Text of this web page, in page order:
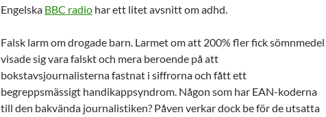
Engelska BBC radio har ett litet avsnitt om adhd.
Falsk larm om drogade barn. Larmet om att 200% fler fick sömnmedel
visade sig vara falskt och mera beroende på att
bokstavsjournalisterna fastnat i siffrorna och fått ett
begreppsmässigt handikappsyndrom. Någon som har EAN-koderna
till den bakvända journalistiken? Påven verkar dock be för de utsatta